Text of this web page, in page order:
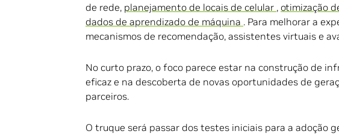
de rede, planejamento de locais de celular , otimização
dados de aprendizado de máquina . Para melhorar a
mecanismos de recomendação, assistentes virtuais e
No curto prazo, o foco parece estar na construção de
eficaz e na descoberta de novas oportunidades de
parceiros.
O truque será passar dos testes iniciais para a adoção